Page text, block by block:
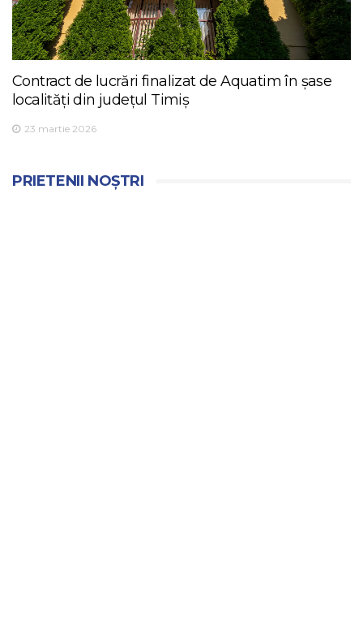
Contract de lucrări finalizat de Aquatim în șase
localități din județul Timiș
23 martie 2026
PRIETENII NOȘTRI